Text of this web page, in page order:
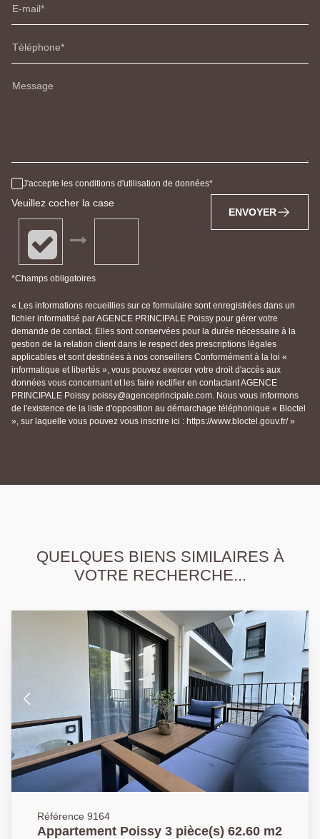
E-mail
Téléphone
Message
J'accepte les conditions d'utilisation de données
Veuillez cocher la case
*Champs obligatoires
ENVOYER
« Les informations recueillies sur ce formulaire sont enregistrées dans un
fichier informatisé par AGENCE PRINCIPALE Poissy pour gérer votre
demande de contact. Elles sont conservées pour la durée nécessaire à la
gestion de la relation client dans le respect des prescriptions légales
applicables et sont destinées à nos conseillers Conformément à la loi «
informatique et libertés », vous pouvez exercer votre droit d'accès aux
données vous concernant et les faire rectifier en contactant AGENCE
PRINCIPALE Poissy poissy@agenceprincipale.com. Nous vous informons
de l'existence de la liste d'opposition au démarchage téléphonique « Bloctel
», sur laquelle vous pouvez vous inscrire ici : https://www.bloctel.gouv.fr/ »
QUELQUES BIENS SIMILAIRES À
VOTRE RECHERCHE...
Référence 9164
Appartement Poissy 3 pièce(s) 62.60 m2